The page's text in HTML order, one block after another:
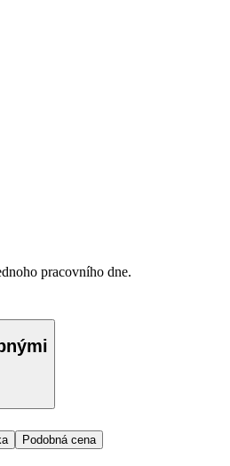
pracovního dne.
Podobná cena